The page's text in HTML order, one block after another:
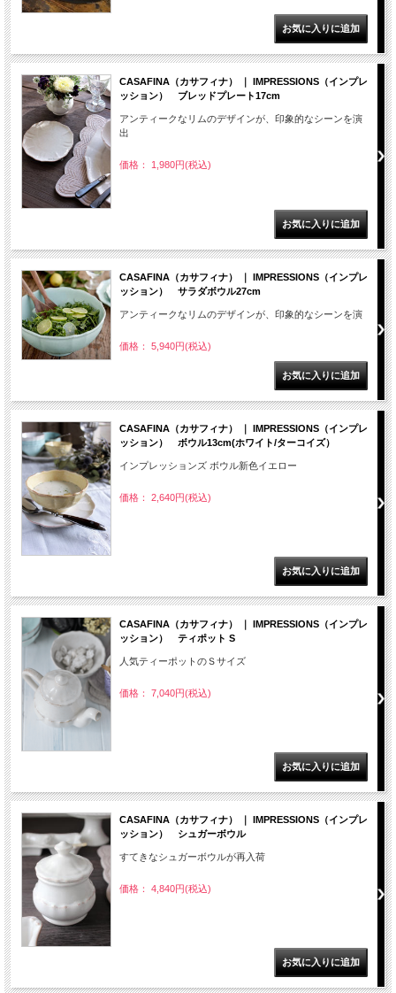
CASAFINA（カサフィナ） ｜ IMPRESSIONS（インプレ
ッション） ブレッドプレート17cm
アンティークなリムのデザインが、印象的なシーンを演
出
価格： 1,980円(税込)
CASAFINA（カサフィナ） ｜ IMPRESSIONS（インプレ
ッション） サラダボウル27cm
アンティークなリムのデザインが、印象的なシーンを演
価格： 5,940円(税込)
CASAFINA（カサフィナ） ｜ IMPRESSIONS（インプレ
ッション） ボウル13cm(ホワイト/ターコイズ）
インプレッションズ ボウル新色イエロー
価格： 2,640円(税込)
CASAFINA（カサフィナ） ｜ IMPRESSIONS（インプレ
ッション） ティポット S
人気ティーポットのＳサイズ
価格： 7,040円(税込)
CASAFINA（カサフィナ） ｜ IMPRESSIONS（インプレ
ッション） シュガーボウル
すてきなシュガーボウルが再入荷
価格： 4,840円(税込)